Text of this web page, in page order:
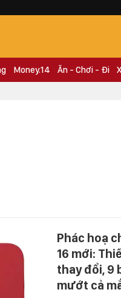
Money.14 Ăn - Chơi - Đi
Phác hoạ
16 mới:
thay đổi, 9
mướt cả